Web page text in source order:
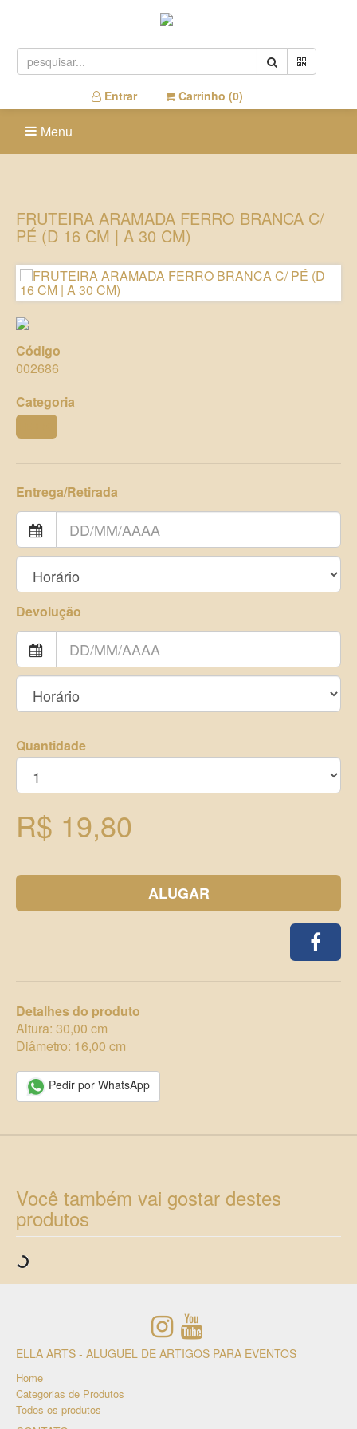
Entrar Carrinho (0)
Menu
FRUTEIRA ARAMADA FERRO BRANCA C/
PÉ (D 16 CM | A 30 CM)
Código
002686
Categoria
Entrega/Retirada
Devolução
Quantidade
R$ 19,80
ALUGAR
Detalhes do produto
Altura: 30,00 cm
Diâmetro: 16,00 cm
Pedir por WhatsApp
Você também vai gostar destes
produtos
ELLA ARTS - ALUGUEL DE ARTIGOS PARA EVENTOS
Home
Categorias de Produtos
Todos os produtos